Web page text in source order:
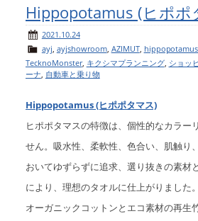
Hippopotamus (ヒポポ
2021.10.24
ayj ayjshowroom, AZIMUT, hippopotamus
TecknoMonster, キクシマプランニング, ショッ
ーナ 自動車と乗り物
Hippopotamus (ヒポポタマス)
ヒポポタマスの特徴は、個性的なカラー
せん。吸⽔性、柔軟性、⾊合い、肌触り
おいてゆずらずに追求、選り抜きの素材
により、理想のタオルに仕上がりました。
オーガニックコットンとエコ素材の再⽣